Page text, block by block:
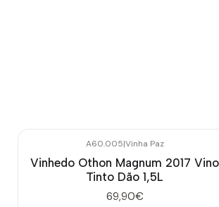
A60.005|Vinha Paz
Vinhedo Othon Magnum 2017 Vino
Tinto Dão 1,5L
69,90€